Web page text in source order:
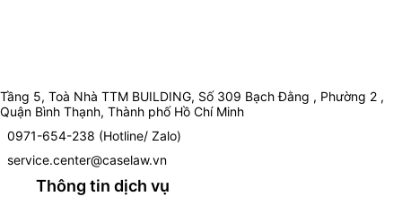
Tầng 5, Toà Nhà TTM BUILDING, Số 309 Bạch Đằng , Phường 2 ,
Quận Bình Thạnh, Thành phố Hồ Chí Minh
0971-654-238 (Hotline/ Zalo)
service.center@caselaw.vn
Thông tin dịch vụ